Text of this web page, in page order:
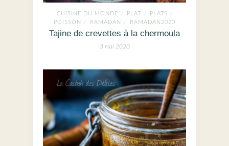
CUISINE DU MONDE / PLAT / PLATS /
POISSON / RAMADAN / RAMADAN2020
Tajine de crevettes à la chermoula
3 mai 2020